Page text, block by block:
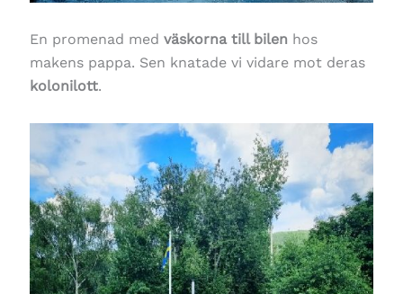
En promenad med väskorna till bilen hos
makens pappa. Sen knatade vi vidare mot deras
kolonilott.